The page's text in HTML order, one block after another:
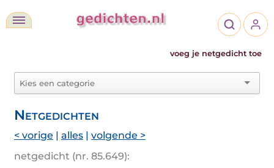
voeg je netgedicht toe
Netgedichten
< vorige | alles | volgende >
netgedicht (nr. 85.649):